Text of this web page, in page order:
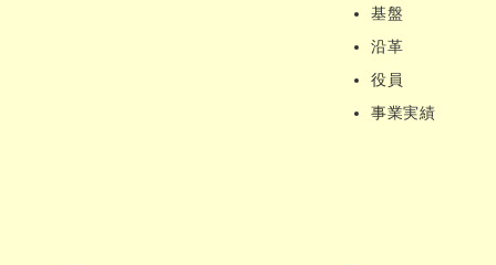
基盤
沿革
役員
事業実績